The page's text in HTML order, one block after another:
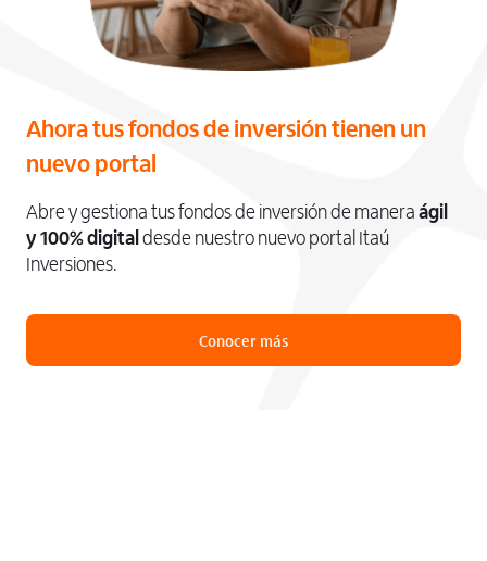
Ahora tus fondos de inversión tienen un
nuevo portal
Abre y gestiona tus fondos de inversión de manera ágil
y 100% digitaldesde nuestro nuevo portal Itaú
Inversiones.
Conocer más